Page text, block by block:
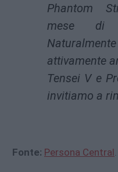
Phantom
mese di
attivamente
Tensei V e
invitiamo a
Fonte: Persona Central